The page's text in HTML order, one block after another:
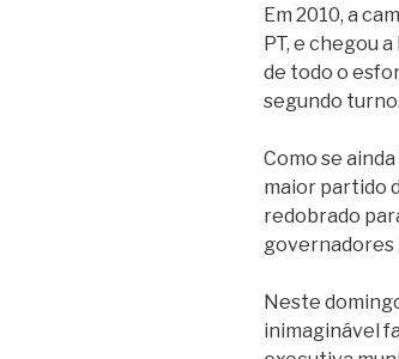
Em 2010, a
PT, e chegou
de todo o
segundo turno.
Como se
maior partido
redobrado
governadores
Neste
inimaginável